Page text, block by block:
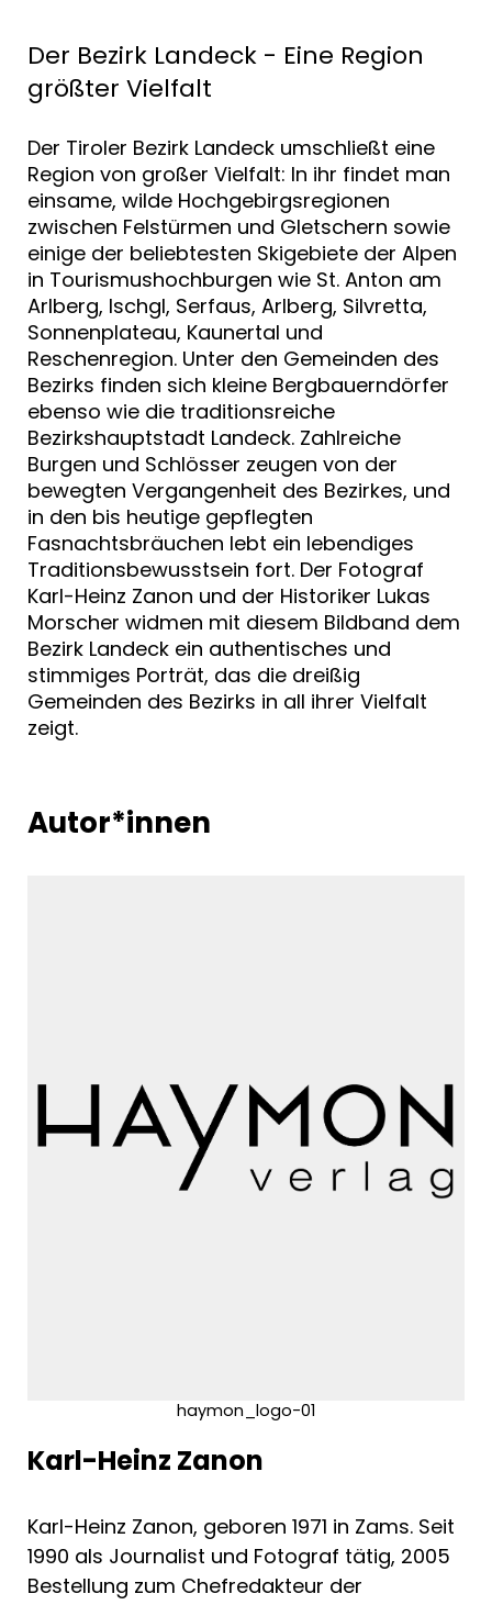
Der Bezirk Landeck - Eine Region
größter Vielfalt
Der Tiroler Bezirk Landeck umschließt eine
Region von großer Vielfalt: In ihr findet man
einsame, wilde Hochgebirgsregionen
zwischen Felstürmen und Gletschern sowie
einige der beliebtesten Skigebiete der Alpen
in Tourismushochburgen wie St. Anton am
Arlberg, Ischgl, Serfaus, Arlberg, Silvretta,
Sonnenplateau, Kaunertal und
Reschenregion. Unter den Gemeinden des
Bezirks finden sich kleine Bergbauerndörfer
ebenso wie die traditionsreiche
Bezirkshauptstadt Landeck. Zahlreiche
Burgen und Schlösser zeugen von der
bewegten Vergangenheit des Bezirkes, und
in den bis heutige gepflegten
Fasnachtsbräuchen lebt ein lebendiges
Traditionsbewusstsein fort. Der Fotograf
Karl-Heinz Zanon und der Historiker Lukas
Morscher widmen mit diesem Bildband dem
Bezirk Landeck ein authentisches und
stimmiges Porträt, das die dreißig
Gemeinden des Bezirks in all ihrer Vielfalt
zeigt.
Autor*innen
haymon_logo-01
Karl-Heinz Zanon
Karl-Heinz Zanon, geboren 1971 in Zams. Seit
1990 als Journalist und Fotograf tätig, 2005
Bestellung zum Chefredakteur der